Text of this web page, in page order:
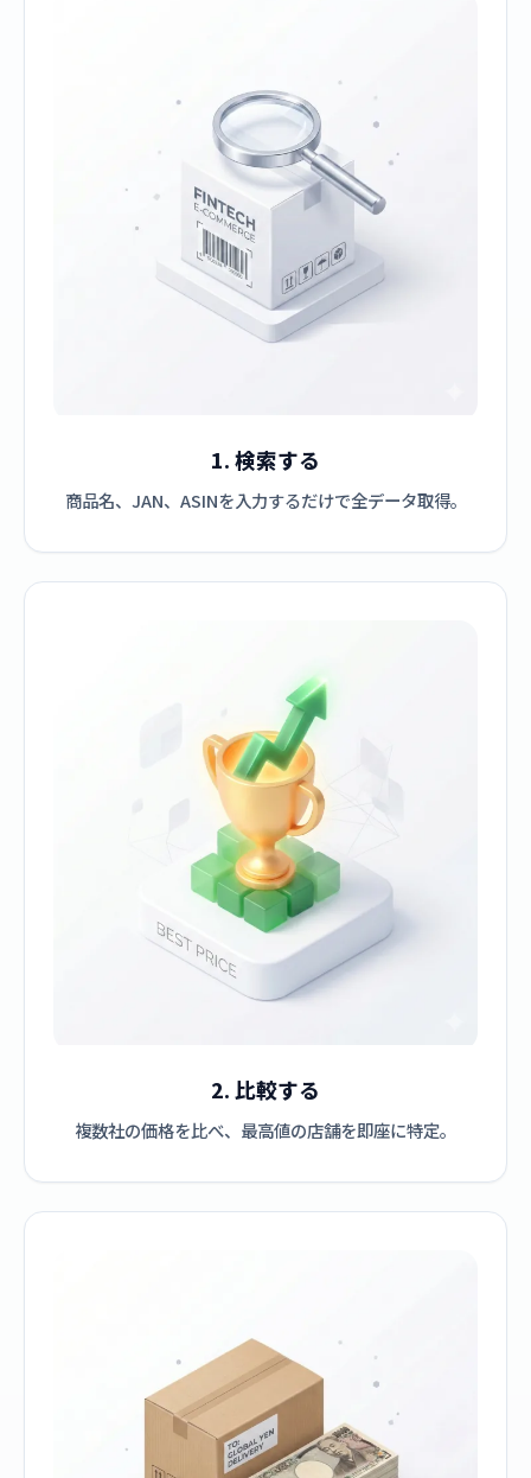
1. 検索する
商品名、JAN、ASINを入力するだけで全データ取得。
2. 比較する
複数社の価格を比べ、最高値の店舗を即座に特定。